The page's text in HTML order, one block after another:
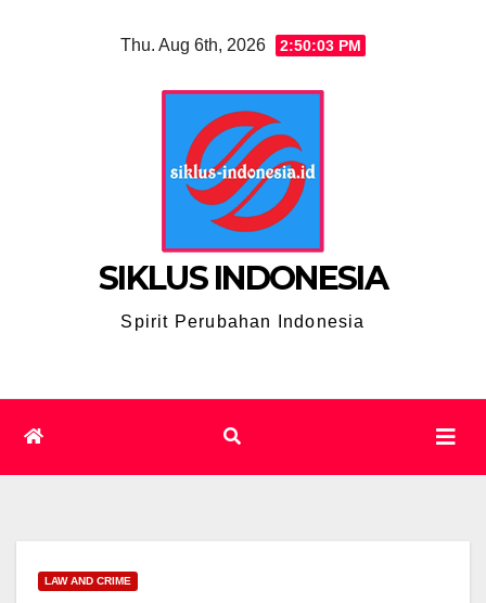
Thu. Aug 6th, 2026 2:50:04 PM
SIKLUS INDONESIA
Spirit Perubahan Indonesia
LAW AND CRIME